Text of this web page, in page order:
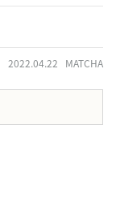
2022.04.22 MATCHA